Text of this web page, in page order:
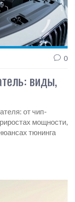
0
виды,
от чип-
мощности,
тюнинга